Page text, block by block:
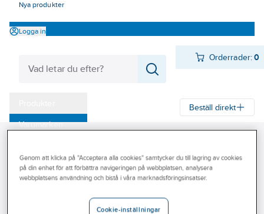
Nya produkter
Logga in
Orderrader:0
Varumärken
Outlet
Beställ direkt
Sanitetsarmatur
Bottenventiler Bottenventiler för badkar
Genom att klicka på "Acceptera alla cookies" samtycker du till lagring av cookies
på din enhet för att förbättra navigeringen på webbplatsen, analysera
webbplatsens användning och bistå i våra marknadsföringsinsatser.
Cookie-inställningar